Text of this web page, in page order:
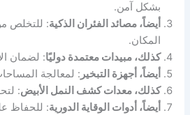
بشكل آمن.
أيضاً، مصائد الفئران الذكية: للتخلص
المكان.
كذلك، مبيدات معتمدة دوليًا: لضمان
أيضاً، أجهزة التبخير : لمعالجة
كذلك، معدات كشف النمل الأبيض:
أيضاً، أدوات الوقاية الدورية: للحفاظ